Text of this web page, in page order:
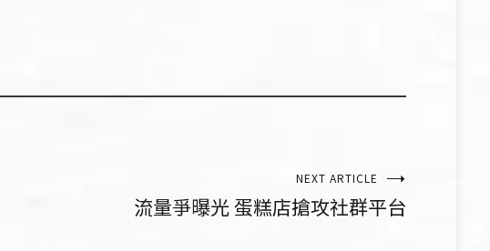
NEXT ARTICLE
流量爭曝光 蛋糕店搶攻社群平台